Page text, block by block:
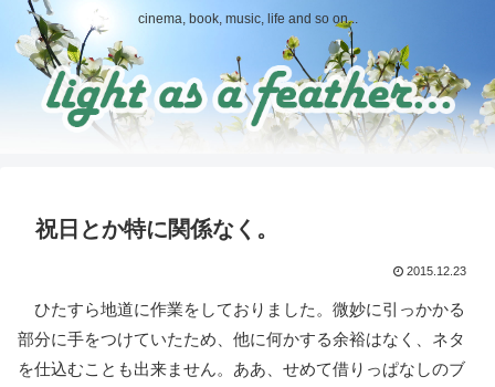
cinema, book, music, life and so on...
祝日とか特に関係なく。
2015.12.23
ひたすら地道に作業をしておりました。微妙に引っかかる
部分に手をつけていたため、他に何かする余裕はなく、ネタ
を仕込むことも出来ません。ああ、せめて借りっぱなしのブ